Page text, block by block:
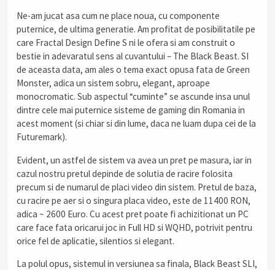
Ne-am jucat asa cum ne place noua, cu componente
puternice, de ultima generatie. Am profitat de posibilitatile pe
care Fractal Design Define S ni le ofera si am construit o
bestie in adevaratul sens al cuvantului – The Black Beast. SI
de aceasta data, am ales o tema exact opusa fata de Green
Monster, adica un sistem sobru, elegant, aproape
monocromatic. Sub aspectul “cuminte” se ascunde insa unul
dintre cele mai puternice sisteme de gaming din Romania in
acest moment (si chiar si din lume, daca ne luam dupa cei de la
Futuremark).
Evident, un astfel de sistem va avea un pret pe masura, iar in
cazul nostru pretul depinde de solutia de racire folosita
precum si de numarul de placi video din sistem. Pretul de baza,
cu racire pe aer si o singura placa video, este de 11400 RON,
adica ~ 2600 Euro. Cu acest pret poate fi achizitionat un PC
care face fata oricarui joc in Full HD si WQHD, potrivit pentru
orice fel de aplicatie, silentios si elegant.
La polul opus, sistemul in versiunea sa finala, Black Beast SLI,